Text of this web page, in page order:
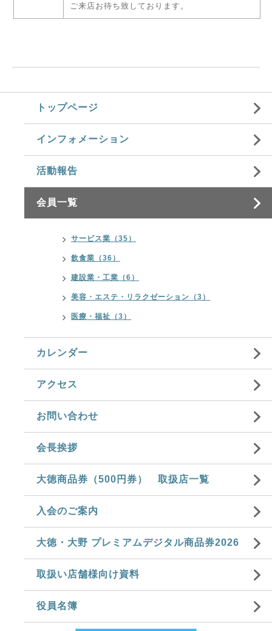
ご来店お待ち致しております。
トップページ
インフォメーション
活動報告
会員一覧
サービス業（35）
飲食業（36）
建設業・工業（6）
美容・エステ・リラクゼーション（3）
医療・福祉（3）
カレンダー
アクセス
お問い合わせ
会長挨拶
大徳商品券（500円券） 取扱店一覧
入会のご案内
大徳・大野 プレミアムデジタル商品券2026
取扱い店舗様向け資料
役員名簿